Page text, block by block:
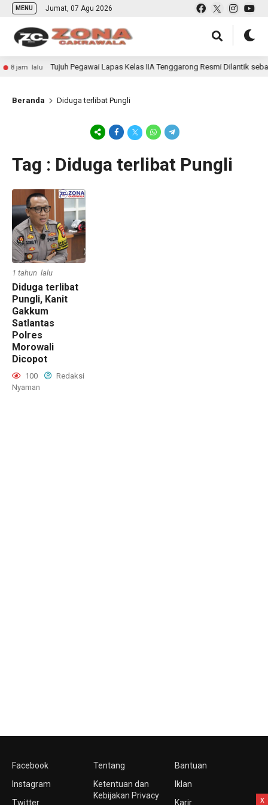
MENU Jumat, 07 Agu 2026
8 jam lalu Tujuh Pegawai Lapas Kelas IIA Tenggarong Resmi Dilantik
Beranda Diduga terlibat Pungli
Tag : Diduga terlibat Pungli
1 tahun lalu
Diduga terlibat
Pungli, Kanit
Gakkum
Satlantas
Polres
Morowali
Dicopot
100
Redaksi
Nyaman
Facebook
Instagram
Twitter
Tentang
Ketentuan dan
Kebijakan Privacy
Bantuan
Iklan
Karir
x